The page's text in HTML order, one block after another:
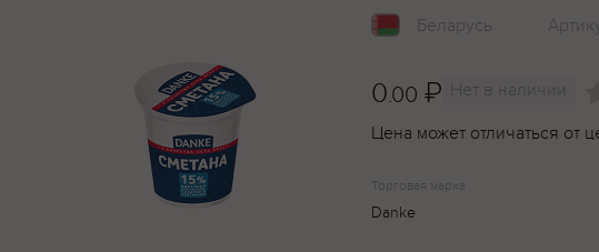
Беларусь
0.00 ₽ Нет в наличии
Цена может отличаться от
Торговая марка
Danke